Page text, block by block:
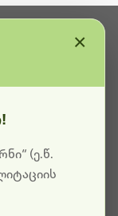
ამჟამად
ტექნიკური
გმადლობთ
(ე.წ.
×